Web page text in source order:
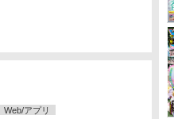
Web/アプリ